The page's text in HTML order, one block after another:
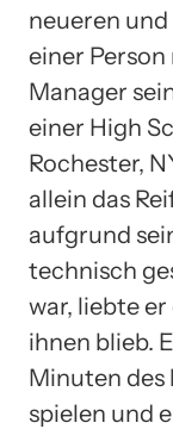
neueren
einer
Manager
einer High
Rochester,
allein das
aufgrund
technisch
war, liebte er
ihnen blieb.
Minuten des
spielen und